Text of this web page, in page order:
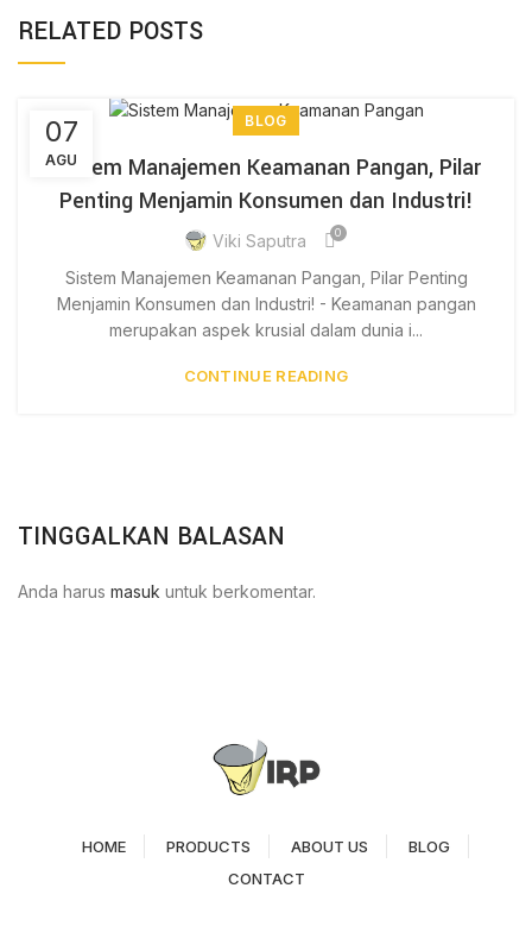
RELATED POSTS
07
AGU
BLOG
Sistem Manajemen Keamanan Pangan, Pilar
Penting Menjamin Konsumen dan Industri!
Viki Saputra 0
Sistem Manajemen Keamanan Pangan, Pilar Penting
Menjamin Konsumen dan Industri! - Keamanan pangan
merupakan aspek krusial dalam dunia i...
CONTINUE READING
TINGGALKAN BALASAN
Anda harus masuk untuk berkomentar.
HOME PRODUCTS ABOUT US
BLOG
CONTACT